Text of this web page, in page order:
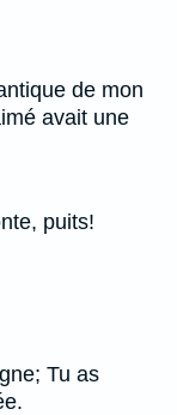
de mon
avait une
puits!
Tu as